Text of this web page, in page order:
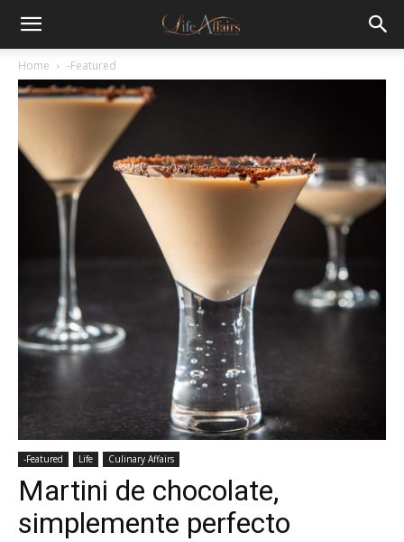
Home -Featured
-Featured Life Culinary Affairs
Martini de chocolate,
simplemente perfecto